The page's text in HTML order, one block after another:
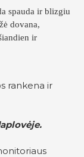
spauda ir blizgiu
dovana,
ir
rankena ir